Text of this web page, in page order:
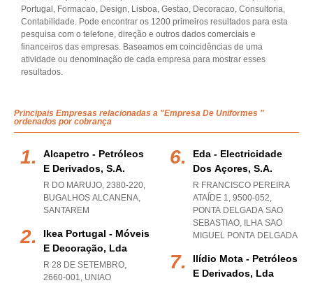
Portugal, Formacao, Design, Lisboa, Gestao, Decoracao, Consultoria,
Contabilidade. Pode encontrar os 1200 primeiros resultados para esta
pesquisa com o telefone, direção e outros dados comerciais e
financeiros das empresas. Baseamos em coincidências de uma
atividade ou denominação de cada empresa para mostrar esses
resultados.
Principais Empresas relacionadas a "Empresa De Uniformes "
ordenados por cobrança
Alcapetro - Petróleos
E Derivados, S.a.
R DO MARUJO, 2380-220,
BUGALHOS ALCANENA,
SANTAREM
Ikea Portugal - Móveis
E Decoração, Lda
R 28 DE SETEMBRO,
2660-001, UNIAO
Eda - Electricidade
Dos Açores, S.a.
R FRANCISCO PEREIRA
ATAÍDE 1, 9500-052,
PONTA DELGADA SAO
SEBASTIAO, ILHA SAO
MIGUEL PONTA DELGADA
Ilídio Mota - Petróleos
E Derivados, Lda